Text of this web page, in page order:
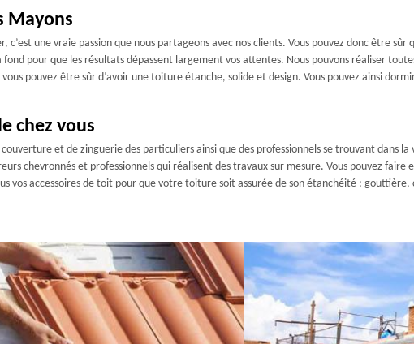
Mayons
c’est une vraie passion que nous partageons avec nos clients. Vous pouvez donc être
fond pour que les résultats dépassent largement vos attentes. Nous pouvons réaliser
pouvez être sûr d’avoir une toiture étanche, solide et design. Vous pouvez ainsi
chez vous
et de zinguerie des particuliers ainsi que des professionnels se trouvant dans
chevronnés et professionnels qui réalisent des travaux sur mesure. Vous pouvez
vos accessoires de toit pour que votre toiture soit assurée de son étanchéité :